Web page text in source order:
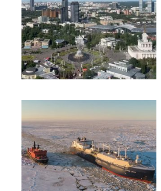
Федоров дал Зеленскому 12
дней, чтобы добром вернуть
его в кресло министра
обороны
«Генералы новой волны»:
кто пришел на ключевые
Драка члена сборной РФ по
вольной борьбе с
охранниками попала на
видеоВИДЕО
Клава Кока и Дима
Масленников сыграли
тайную свадьбуФОТО